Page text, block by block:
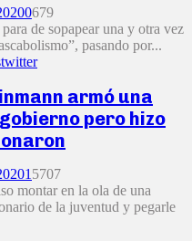
0679
de sopapear una y otra vez
pasando por...
twitter
armó una
pero hizo
1 5707
montar en la ola de una
de la juventud y pegarle